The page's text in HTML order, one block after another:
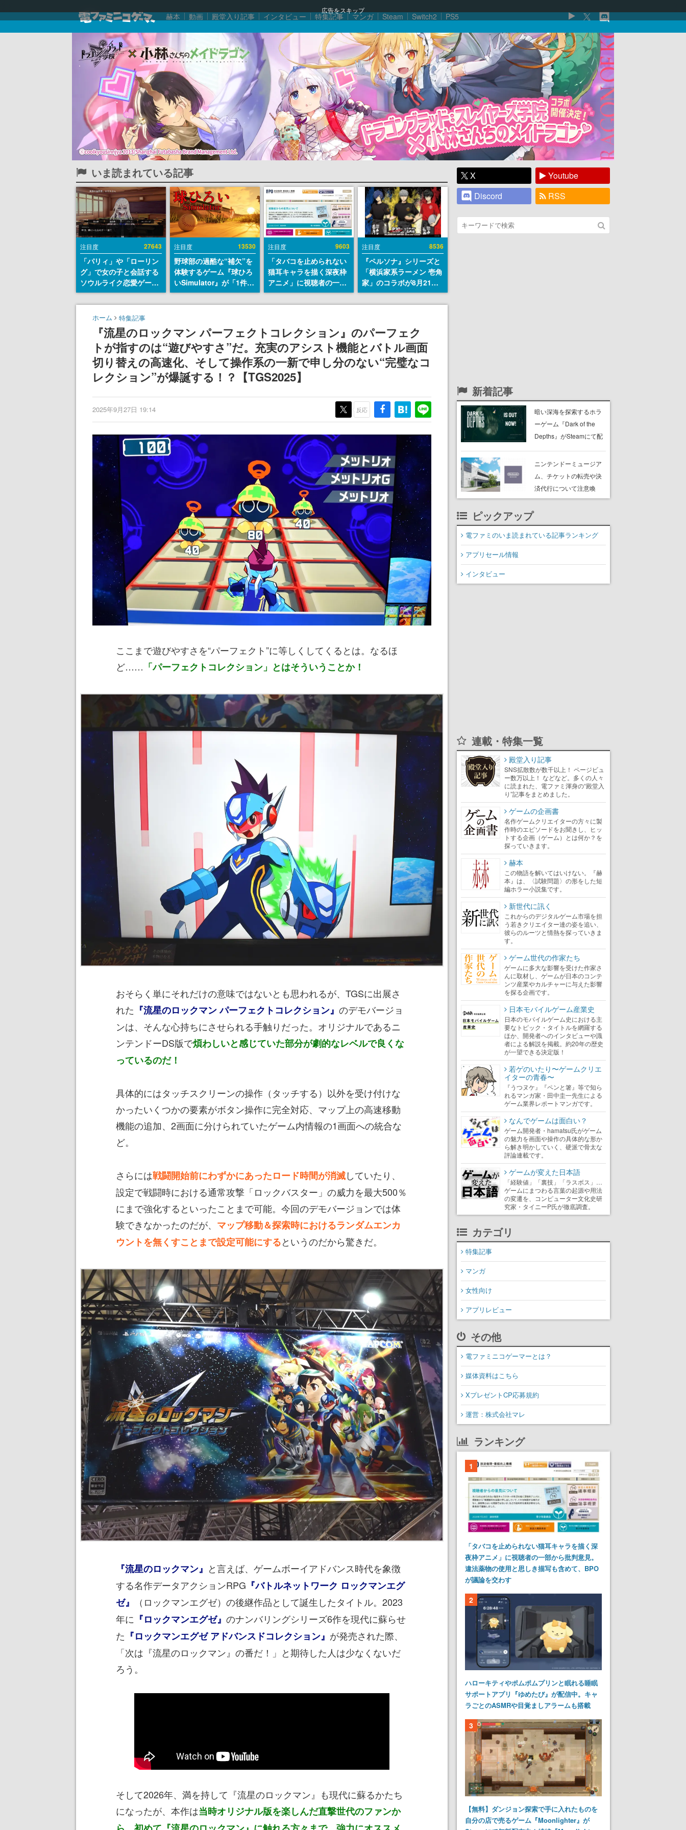
広告をスキップ
赫本 動画 殿堂入り記事 インタビュー 特集記事 マンガ Steam Switch2 PS5
いま読まれている記事
注目度 27643
「パリィ」や「ローリン
グ」で女の子と会話する
ソウルライク恋愛ゲーム
『小早川さんはソウルラ
イク』無料公開。返事に
失敗すると「YOU
DIED」
注目度 13530
野球部の過酷な“補欠”を
体験するゲーム『球ひろ
いSimulator』が「1件」
のウィッシュリストをも
とにチェコ語に対応し
ェコのプロ野球選手から
称賛の声
注目度 9603
「タバコを止められない
猫耳キャラを描く深夜枠
アニメ」に視聴者の一部
から批判意見。違法薬物
の使用と思しき描写も含
注目度 8536
『ペルソナ』シリーズと
「横浜家系ラーメン 壱角
家」のコラボが8月21日
から開催。”はがくれ”風
とんこつラーメンや、お
ホーム 特集記事
『流星のロックマン パーフェクトコレクション』のパーフェク
トが指すのは“遊びやすさ”だ。充実のアシスト機能とバトル画面
切り替えの高速化、そして操作系の一新で申し分のない“完璧なコ
レクション”が爆誕する！？【TGS2025】
2025年9月27日 19:14 反応
ここまで遊びやすさを“パーフェクト”に等しくしてくるとは。なるほ
ど…… 「パーフェクトコレクション」とはそういうことか！
おそらく単にそれだけの意味ではないとも思われるが、TGSに出展さ
れた 『流星のロックマン パーフェクトコレクション』 のデモバージョ
ンは、そんな心持ちにさせられる手触りだった。オリジナルであるニ
ンテンドーDS版で煩わしいと感じていた部分が劇的なレベルで良くな
っているのだ！
具体的にはタッチスクリーンの操作（タッチする）以外を受け付けな
かったいくつかの要素がボタン操作に完全対応、マップ上の高速移動
機能の追加、2画面に分けられていたゲーム内情報の1画面への統合な
ど。
さらには戦闘開始前にわずかにあったロード時間が消滅していたり、
設定で戦闘時における通常攻撃「ロックバスター」の威力を最大500％
にまで強化するといったことまで可能。今回のデモバージョンでは体
験できなかったのだが、 マップ移動＆探索時におけるランダムエンカ
ウントを無くすことまで設定可能にするというのだから驚きだ。
『流星のロックマン』 と言えば、ゲームボーイアドバンス時代を象徴
する名作データアクションRPG 『バトルネットワーク ロックマンエグ
ゼ』
（ロックマンエグゼ）の後継作品として誕生したタイトル。2023
年に 『ロックマンエグゼ』 のナンバリングシリーズ6作を現代に蘇らせ
た 『ロックマンエグゼ アドバンスドコレクション』 が発売された際、
「次は『流星のロックマン』の番だ！」と期待した人は少なくないだ
ろう。
そして2026年、満を持して『流星のロックマン』も現代に蘇るかたち
になったが、本作は当時オリジナル版を楽しんだ直撃世代のファンか
X
Youtube
Discord
RSS
新着記事
暗い深海を探索するホラ
ーゲーム『Dark of the
Depths』がSteamにて配
たよりに海底からの脱出
を目指す
ニンテンドーミュージア
ム、チケットの転売や決
済代行について注意喚
起。公式サイト以外で買
ない事例が複数発生
ピックアップ
電ファミのいま読まれている記事ランキング
アプリセール情報
インタビュー
連載・特集一覧
殿堂入り記事
SNS拡散数が数千以上！ ページビュ
ー数万以上！ などなど。多くの人々
に読まれた、電ファミ渾身の“殿堂入
り”記事をまとめました。
ゲームの企画書
名作ゲームクリエイターの方々に製
作時のエピソードをお聞きし、ヒッ
トする企画（ゲーム）とは何か？を
探っていきます。
赫本
この物語を解いてはいけない。『赫
本』は、〈試験問題〉の形をした短
編ホラー小説集です。
新世代に訊く
これからのデジタルゲーム市場を担
う若きクリエイター達の姿を追い、
彼らのルーツと情熱を探っていきま
す。
ゲーム世代の作家たち
ゲームに多大な影響を受けた作家さ
んに取材し、ゲームが日本のコンテ
ンツ産業やカルチャーに与えた影響
を探る企画です。
日本モバイルゲーム産業史
日本のモバイルゲーム史における主
要なトピック・タイトルを網羅する
ほか、開発者へのインタビューや識
者による解説を掲載。約20年の歴史
が一望できる決定版！
若ゲのいたり〜ゲームクリエ
イターの青春〜
『うつヌケ』『ペンと箸』等で知ら
れるマンガ家・田中圭一先生による
ゲーム業界レポートマンガです。
なんでゲームは面白い？
ゲーム開発者・hamatsu氏がゲーム
の魅力を画面や操作の具体的な形か
ら解き明かしていく、硬派で骨太な
評論連載です。
ゲームが変えた日本語
「経験値」「裏技」「ラスボス」…
ゲームにまつわる言葉の起源や用法
の変遷を、コンピューター文化史研
究家・タイニーP氏が徹底調査。
カテゴリ
特集記事
マンガ
女性向け
アプリレビュー
その他
電ファミニコゲーマーとは？
媒体資料はこちら
XプレゼントCP応募規約
運営：株式会社マレ
ランキング
1
「タバコを止められない猫耳キャラを描く深
夜枠アニメ」に視聴者の一部から批判意見。
違法薬物の使用と思しき描写も含めて、BPO
が議論を交わす
2
ハローキティやポムポムプリンと眠れる睡眠
サポートアプリ『ゆめたび』が配信中。キャ
ラごとのASMRや目覚ましアラームも搭載
3
【無料】ダンジョン探索で手に入れたものを
自分の店で売るゲーム『Moonlighter』が